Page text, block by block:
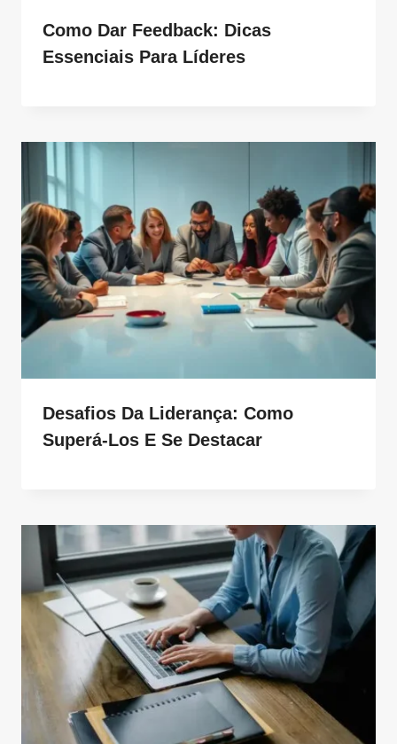
Como Dar Feedback: Dicas
Essenciais Para Líderes
Desafios Da Liderança: Como
Superá-Los E Se Destacar